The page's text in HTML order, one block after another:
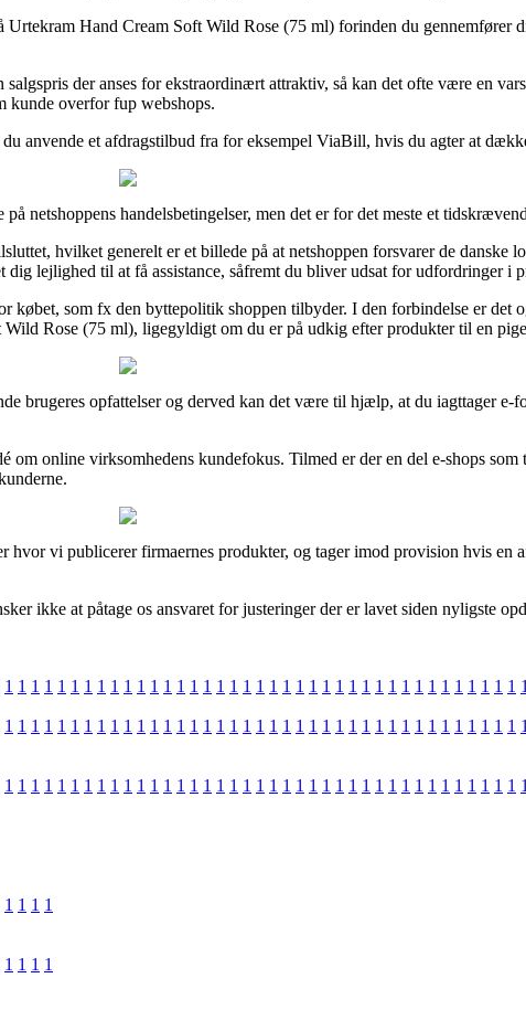
Hand Cream Soft Wild Rose (75 ml) forinden du gennemfører
der anses for ekstraordinært attraktiv, så kan det ofte være en
kunde overfor fup webshops.
anvende et afdragstilbud fra for eksempel ViaBill, hvis du agter at
netshoppens handelsbetingelser, men det er for det meste et
hvilket generelt er et billede på at netshoppen forsvarer de danske
lejlighed til at få assistance, såfremt du bliver udsat for udfordringer i
som fx den byttepolitik shoppen tilbyder. I den forbindelse er det
Rose (75 ml), ligegyldigt om du er på udkig efter produkter til en
brugeres opfattelser og derved kan det være til hjælp, at du iagttager e-
online virksomhedens kundefokus. Tilmed er der en del e-shops
vi publicerer firmaernes produkter, og tager imod provision hvis en
ikke at påtage os ansvaret for justeringer der er lavet siden nyligste
1 1 1 1 1 1 1 1 1 1 1 1 1 1 1 1 1 1 1 1 1 1 1 1 1 1 1 1 1 1 1 1 1 1 1 1 1 1 1 1
1 1 1 1 1 1 1 1 1 1 1 1 1 1 1 1 1 1 1 1 1 1 1 1 1 1 1 1 1 1 1 1 1 1 1 1 1 1 1 1
1 1 1 1 1 1 1 1 1 1 1 1 1 1 1 1 1 1 1 1 1 1 1 1 1 1 1 1 1 1 1 1 1 1 1 1 1 1 1 1
1 1 1 1
1 1 1 1